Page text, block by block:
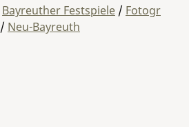
Bayreuther Festspiele / Fotogr
/ Neu-Bayreuth